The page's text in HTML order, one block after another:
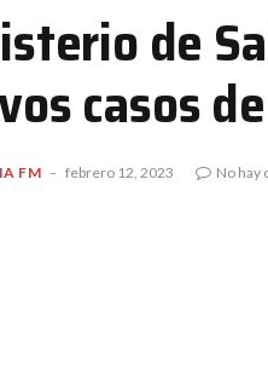
de
casos
FM febrero 12, 2023 No hay